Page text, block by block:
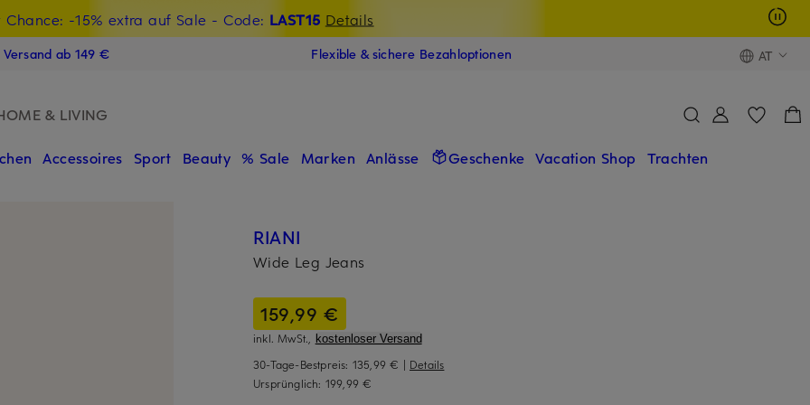
Chance: -15% extra auf Sale - Code: LAST15 Details
Willkommensgutschein mit Beyond sichern
ab 149 € Flexible & sichere Bezahloptionen AT
& LIVING
Accessoires Sport Beauty % Sale Marken Anlässe Geschenke Vacation Shop Trachten
RIANI
Wide Leg Jeans
159,99 €
inkl. MwSt., kostenloser Versand
30-Tage-Bestpreis: 135,99 € | Details
Ursprünglich: 199,99 €